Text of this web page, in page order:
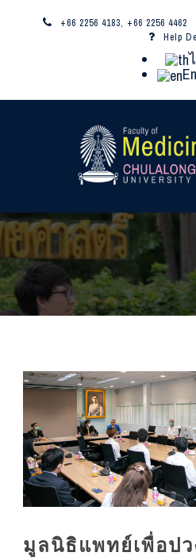
+66 2256 4183, +66 2256 4462
Help
มูลนิธิแพทย์เพื่อป